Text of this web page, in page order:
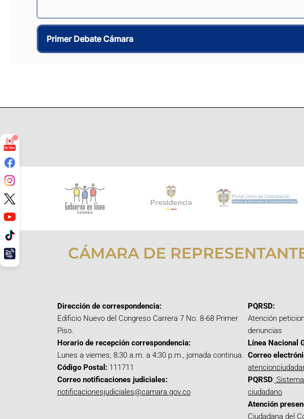
Primer Debate Cámara
CÁMARA DE
Dirección de correspondencia:
Edificio Nuevo del Congreso Carrera 7 No. 8-68 Primer
Piso.
Horario de recepción correspondencia:
Lunes a viernes, 8:30 a.m. a 4:30 p.m., jornada continua.
Código Postal: 111711
Correo notificaciones judiciales:
notificacionesjudiciales@camara.gov.co
PQRSD:
Atención
denuncias
Línea Nacional
Correo
PQRSD:
ciudadano
Atención
Ciudadana del